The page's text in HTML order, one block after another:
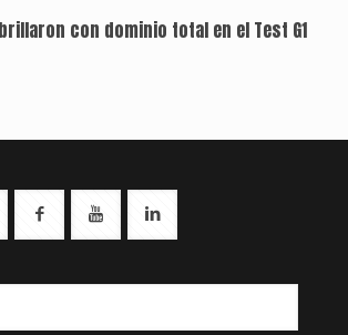
con dominio total en el Test G1